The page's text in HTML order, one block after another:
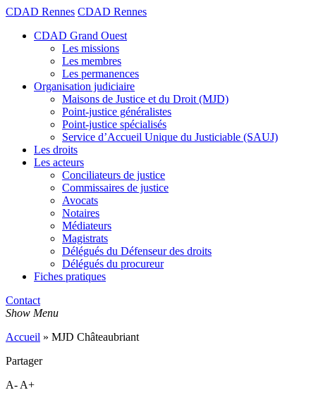
CDAD Rennes CDAD Rennes
CDAD Grand Ouest
Les missions
Les membres
Les permanences
Organisation judiciaire
Maisons de Justice et du Droit (MJD)
Point-justice généralistes
Point-justice spécialisés
Service d’Accueil Unique du Justiciable (SAUJ)
Les droits
Les acteurs
Conciliateurs de justice
Commissaires de justice
Avocats
Notaires
Médiateurs
Magistrats
Délégués du Défenseur des droits
Délégués du procureur
Fiches pratiques
Contact
Show Menu
Accueil » MJD Châteaubriant
Partager
A- A+